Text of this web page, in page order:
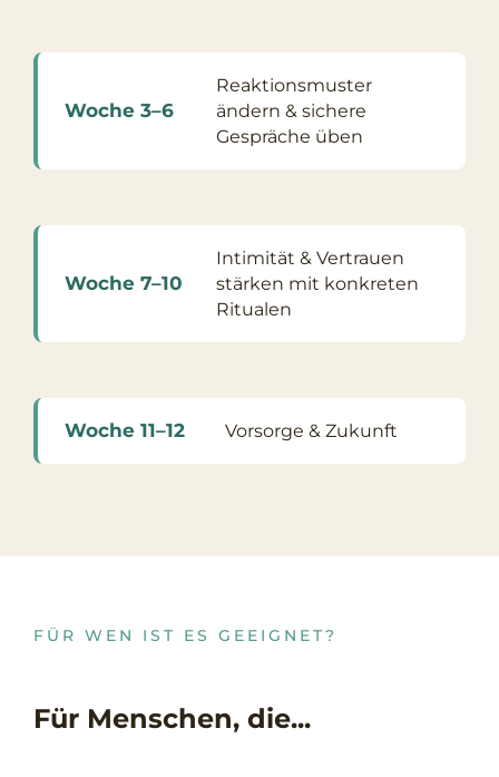
Woche 3–6
Reaktionsmuster
ändern & sichere
Gespräche üben
Woche 7–10
Intimität & Vertrauen
stärken mit konkreten
Ritualen
Woche 11–12 Vorsorge & Zukunft
FÜR WEN IST ES GEEIGNET?
Für Menschen, die...